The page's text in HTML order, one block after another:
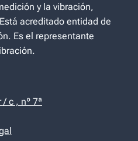
y la vibración,
acreditado entidad de
Es el representante
c , nº 7ª